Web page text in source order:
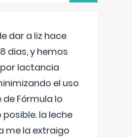
dar a liz hace
dias, y hemos
lactancia
el uso
de Fórmula lo
la leche
me la extraigo